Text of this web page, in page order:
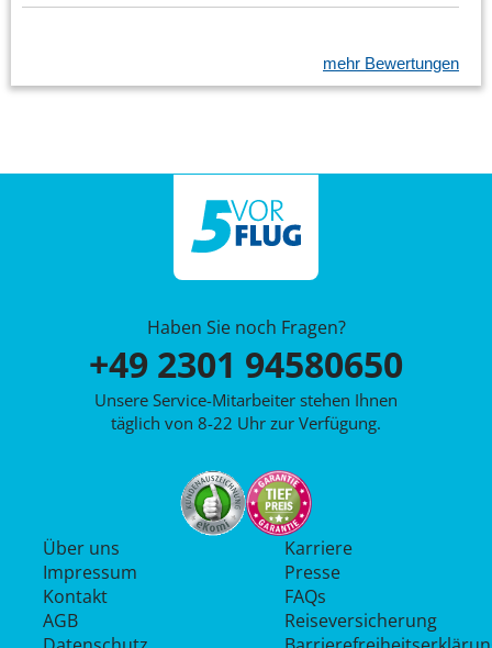
mehr Bewertungen
Haben Sie noch Fragen?
+49 2301 94580650
Unsere Service-Mitarbeiter stehen Ihnen
täglich von 8-22 Uhr zur Verfügung.
Über uns
Impressum
Kontakt
AGB
Karriere
Presse
FAQs
Reiseversicherung